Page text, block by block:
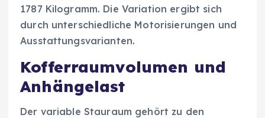
1787 Kilogramm. Die Variation ergibt sich
durch unterschiedliche Motorisierungen und
Ausstattungsvarianten.
Kofferraumvolumen und
Anhängelast
Der variable Stauraum gehört zu den